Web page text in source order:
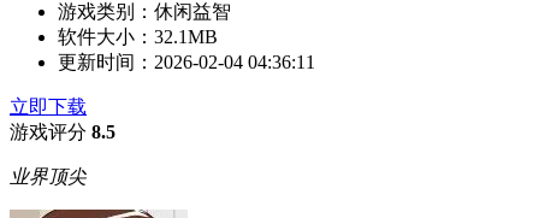
游戏类别： 休闲益智
软件大小： 32.1MB
更新时间： 2026-02-04 04:36:11
立即下载
游戏评分 8.5
业界顶尖